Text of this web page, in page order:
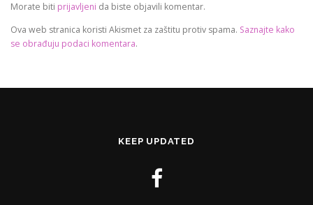
Morate biti prijavljeni da biste objavili komentar.
Ova web stranica koristi Akismet za zaštitu protiv spama. Saznajte kako
se obrađuju podaci komentara.
KEEP UPDATED